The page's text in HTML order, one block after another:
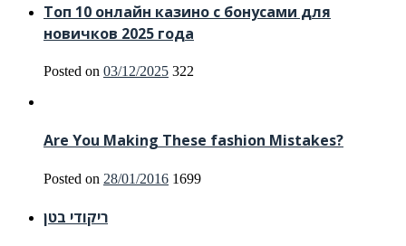
Топ 10 онлайн казино с бонусами для
новичков 2025 года
Posted on 03/12/2025 322
Are You Making These fashion Mistakes?
Posted on 28/01/2016 1699
ריקודי בטן